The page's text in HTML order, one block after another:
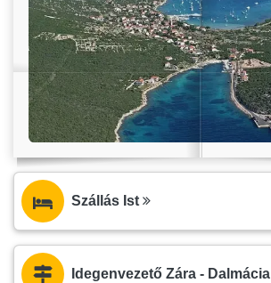
Szállás Ist
Idegenvezető Zára - Dalmácia